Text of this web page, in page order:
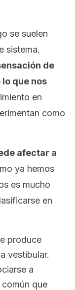
se suelen
sistema.
de
que nos
en
como
afectar a
ya hemos
es mucho
en
produce
vestibular.
a
que